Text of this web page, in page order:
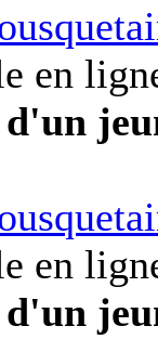
en
en